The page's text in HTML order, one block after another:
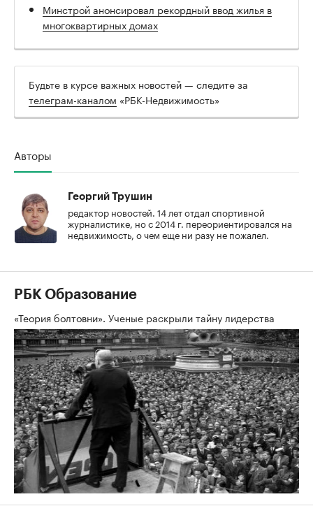
Минстрой анонсировал рекордный ввод жилья в
многоквартирных домах
Будьте в курсе важных новостей — следите за
телеграм-каналом «РБК-Недвижимость»
Авторы
Георгий Трушин
редактор новостей. 14 лет отдал спортивной
журналистике, но с 2014 г. переориентировался на
недвижимость, о чем еще ни разу не пожалел.
РБК Образование
«Теория болтовни». Ученые раскрыли тайну лидерства